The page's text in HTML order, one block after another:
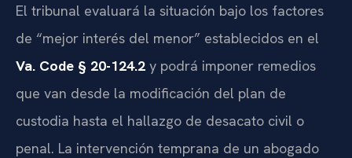
El tribunal evaluará la situación bajo los factores
de “mejor interés del menor” establecidos en el
Va. Code § 20-124.2 y podrá imponer remedios
que van desde la modificación del plan de
custodia hasta el hallazgo de desacato civil o
penal. La intervención temprana de un abogado